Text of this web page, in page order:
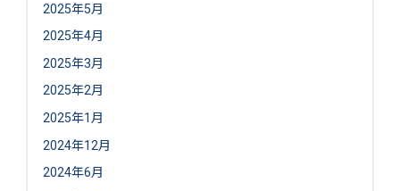
2025年5月
2025年4月
2025年3月
2025年2月
2025年1月
2024年12月
2024年6月